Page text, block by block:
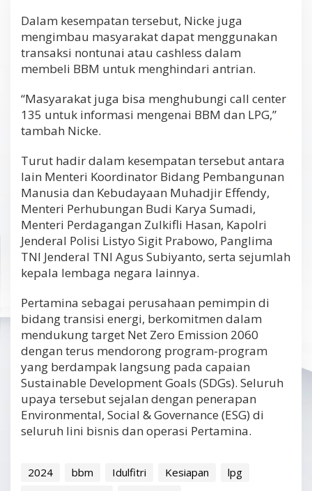
Dalam kesempatan tersebut, Nicke juga
mengimbau masyarakat dapat menggunakan
transaksi nontunai atau cashless dalam
membeli BBM untuk menghindari antrian.
“Masyarakat juga bisa menghubungi call center
135 untuk informasi mengenai BBM dan LPG,”
tambah Nicke.
Turut hadir dalam kesempatan tersebut antara
lain Menteri Koordinator Bidang Pembangunan
Manusia dan Kebudayaan Muhadjir Effendy,
Menteri Perhubungan Budi Karya Sumadi,
Menteri Perdagangan Zulkifli Hasan, Kapolri
Jenderal Polisi Listyo Sigit Prabowo, Panglima
TNI Jenderal TNI Agus Subiyanto, serta sejumlah
kepala lembaga negara lainnya.
Pertamina sebagai perusahaan pemimpin di
bidang transisi energi, berkomitmen dalam
mendukung target Net Zero Emission 2060
dengan terus mendorong program-program
yang berdampak langsung pada capaian
Sustainable Development Goals (SDGs). Seluruh
upaya tersebut sejalan dengan penerapan
Environmental, Social & Governance (ESG) di
seluruh lini bisnis dan operasi Pertamina.
2024 bbm Idulfitri Kesiapan
lpg